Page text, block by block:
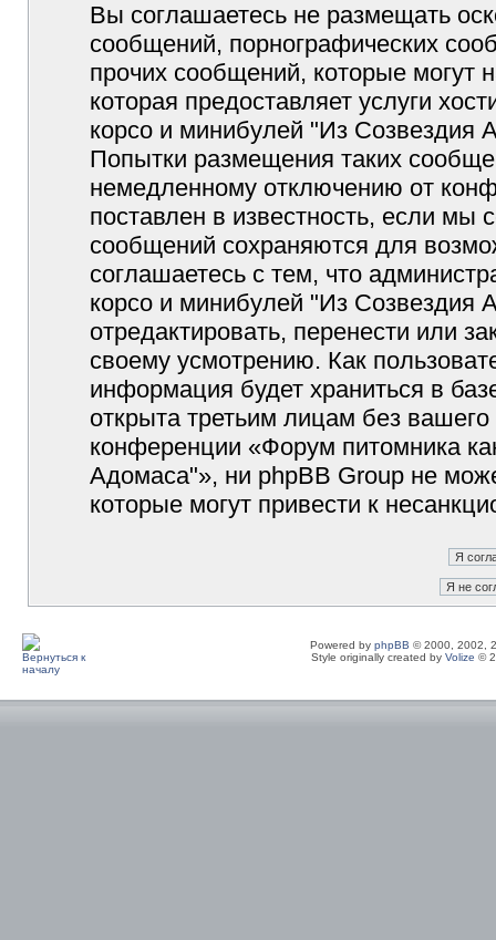
Вы соглашаетесь не размещать
сообщений, порнографических
прочих сообщений, которые могут
которая предоставляет услуги
корсо и минибулей "Из Созвездия
Попытки размещения таких
немедленному отключению от
поставлен в известность, если мы
сообщений сохраняются для
соглашаетесь с тем, что
корсо и минибулей "Из Созвездия
отредактировать, перенести или
своему усмотрению. Как
информация будет храниться в
открыта третьим лицам без
конференции «Форум питомника
Адомаса"», ни phpBB Group не
которые могут привести к
Powered by phpBB © 2000, 2002,
Style originally created by Volize ©